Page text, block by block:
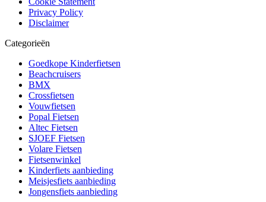
Privacy Policy
Disclaimer
Categorieën
Goedkope Kinderfietsen
Beachcruisers
BMX
Crossfietsen
Vouwfietsen
Popal Fietsen
Altec Fietsen
SJOEF Fietsen
Volare Fietsen
Fietsenwinkel
Kinderfiets aanbieding
Meisjesfiets aanbieding
Jongensfiets aanbieding